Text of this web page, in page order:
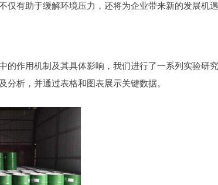
有助于缓解环境压力，还将为企业带来新的发展机遇
作用机制及其具体影响，我们进行了一系列实验研究
析，并通过表格和图表展示关键数据。